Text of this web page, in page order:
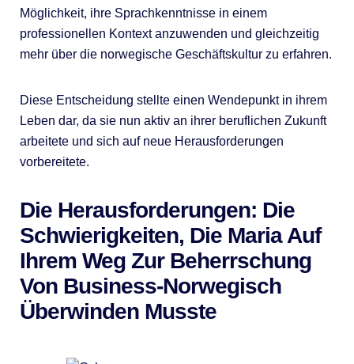
Möglichkeit, ihre Sprachkenntnisse in einem
professionellen Kontext anzuwenden und gleichzeitig
mehr über die norwegische Geschäftskultur zu erfahren.
Diese Entscheidung stellte einen Wendepunkt in ihrem
Leben dar, da sie nun aktiv an ihrer beruflichen Zukunft
arbeitete und sich auf neue Herausforderungen
vorbereitete.
Die Herausforderungen: Die
Schwierigkeiten, Die Maria Auf
Ihrem Weg Zur Beherrschung
Von Business-Norwegisch
Überwinden Musste